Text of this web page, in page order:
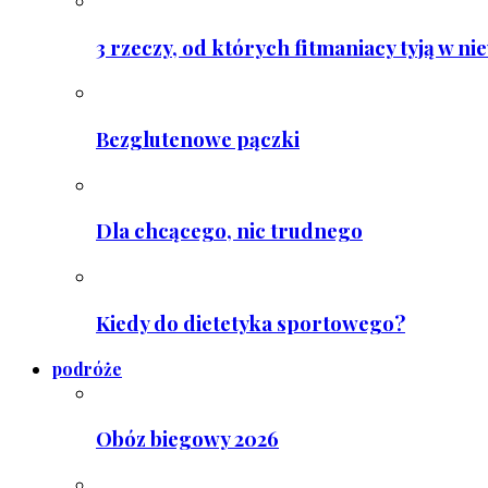
3 rzeczy, od których fitmaniacy tyją w
Bezglutenowe pączki
Dla chcącego, nic trudnego
Kiedy do dietetyka sportowego?
podróże
Obóz biegowy 2026